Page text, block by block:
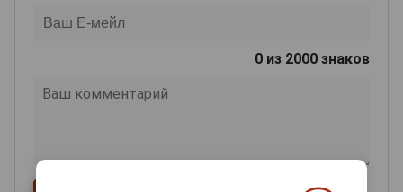
0 из 2000 знаков